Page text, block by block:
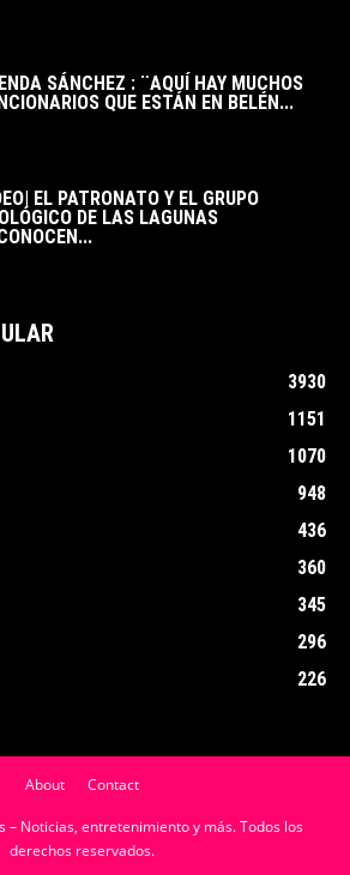
SÁNCHEZ : ¨AQUÍ HAY MUCHOS
QUE ESTÁN EN BELÉN...
EL PATRONATO Y EL GRUPO
DE LAS LAGUNAS
3930
1151
1070
948
436
360
345
296
226
About Contact
– Noticias, entretenimiento y más. Todos los
derechos reservados.